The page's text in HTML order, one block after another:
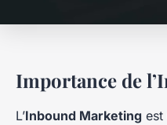
Importance de
L’Inbound Marketing est